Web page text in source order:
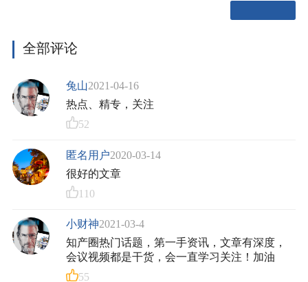
全部评论
兔山2021-04-16
热点、精专，关注
52
匿名用户2020-03-14
很好的文章
110
小财神2021-03-4
知产圈热门话题，第一手资讯，文章有深度，
会议视频都是干货，会一直学习关注！加油
55